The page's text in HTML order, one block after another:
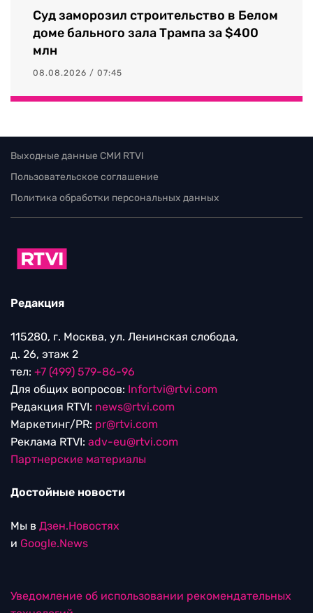
Суд заморозил строительство в Белом
доме бального зала Трампа за $400
млн
08.08.2026 / 07:45
Выходные данные СМИ RTVI
Пользовательское соглашение
Политика обработки персональных данных
Редакция
115280, г. Москва, ул. Ленинская слобода,
д. 26, этаж 2
тел: +7 (499) 579-86-96
Для общих вопросов: Infortvi@rtvi.com
Редакция RTVI: news@rtvi.com
Маркетинг/PR: pr@rtvi.com
Реклама RTVI: adv-eu@rtvi.com
Партнерские материалы
Достойные новости
Мы в Дзен.Новостях
и Google.News
Уведомление об использовании рекомендательных